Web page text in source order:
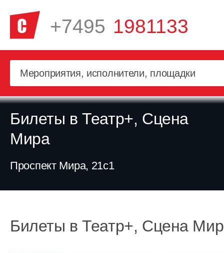
+7495 1981133
Билеты в Театр+, Сцена
Мира
Проспект Мира, 21с1
Билеты в Театр+, Сцена